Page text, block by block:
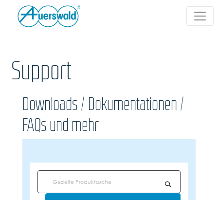
Support
Downloads / Dokumentationen /
FAQs und mehr